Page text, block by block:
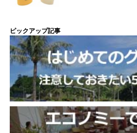
ピックアップ記事